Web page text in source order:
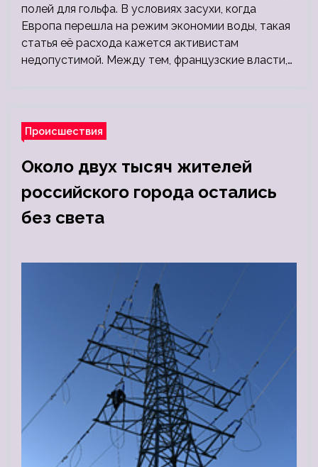
полей для гольфа. В условиях засухи, когда
Европа перешла на режим экономии воды, такая
статья её расхода кажется активистам
недопустимой. Между тем, французские власти,…
Происшествия
Около двух тысяч жителей
российского города остались
без света